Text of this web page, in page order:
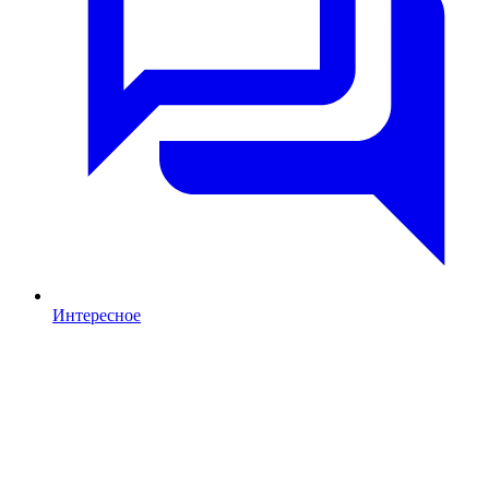
Интересное